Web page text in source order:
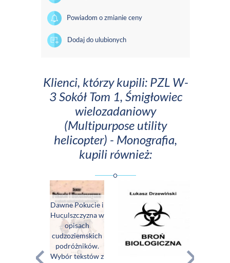
Powiadom o zmianie ceny
Dodaj do ulubionych
Klienci, którzy kupili: PZL W-
3 Sokół Tom 1, Śmigłowiec
wielozadaniowy
(Multipurpose utility
helicopter) - Monografia,
kupili również:
Pozytywnik. Twój
przewodnik do
trzylatka do